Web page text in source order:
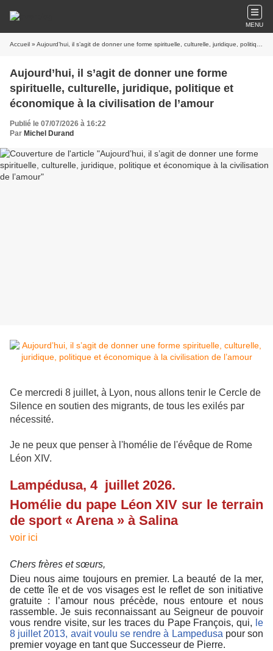
MENU
Accueil » Aujourd’hui, il s’agit de donner une forme spirituelle, culturelle, juridique, politique et économique à la civilisation de l’amour
Aujourd’hui, il s’agit de donner une forme
spirituelle, culturelle, juridique, politique et
économique à la civilisation de l’amour
Publié le 07/07/2026 à 16:22
Par Michel Durand
Ce mercredi 8 juillet, à Lyon, nous allons tenir le Cercle de
Silence en soutien des migrants, de tous les exilés par
nécessité.
Je ne peux que penser à l'homélie de l'évêque de Rome
Léon XIV.
Lampédusa, 4 juillet 2026.
Homélie du pape Léon XIV sur le terrain
de sport « Arena » à Salina
voir ici
Chers frères et sœurs,
Dieu nous aime toujours en premier. La beauté de la mer,
de cette île et de vos visages est le reflet de son initiative
gratuite : l’amour nous précède, nous entoure et nous
rassemble. Je suis reconnaissant au Seigneur de pouvoir
vous rendre visite, sur les traces du Pape François, qui, le
8 juillet 2013, avait voulu se rendre à Lampedusa pour son
premier voyage en tant que Successeur de Pierre.